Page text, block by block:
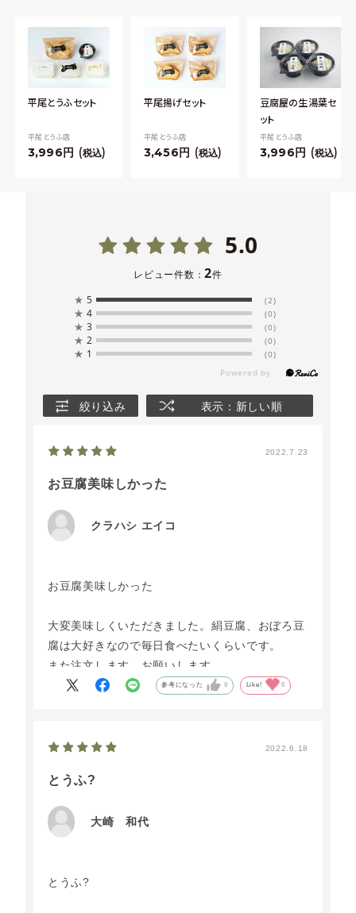
平尾とうふセット
平尾とうふ店
3,996 税込
平尾揚げセット
平尾とうふ店
3,456 税込
豆腐屋の生湯葉セ
ット
平尾とうふ店
3,996 税込
5.0
レビュー件数：2件
★ 5 (2)
★ 4 (0)
★ 3 (0)
★ 2 (0)
★ 1 (0)
絞り込み 表示：新しい順
2022.7.23
お豆腐美味しかった
クラハシ エイコ
お豆腐美味しかった
大変美味しくいただきました。絹豆腐、おぼろ豆
腐は大好きなので毎日食べたいくらいです。
また注文します。お願いします。
参考になった 0 Like! 0
2022.6.18
とうふ?
大崎 和代
とうふ?